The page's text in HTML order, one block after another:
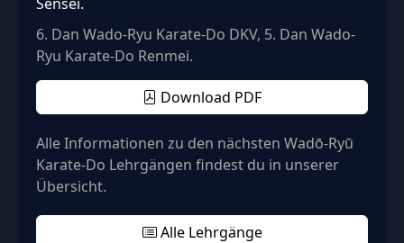
6. Dan Wado-Ryu Karate-Do DKV, 5. Dan Wado-
Ryu Karate-Do Renmei.
Download PDF
Alle Informationen zu den nächsten Wadō‑Ryū
Karate-Do Lehrgängen findest du in unserer
Übersicht.
Alle Lehrgänge